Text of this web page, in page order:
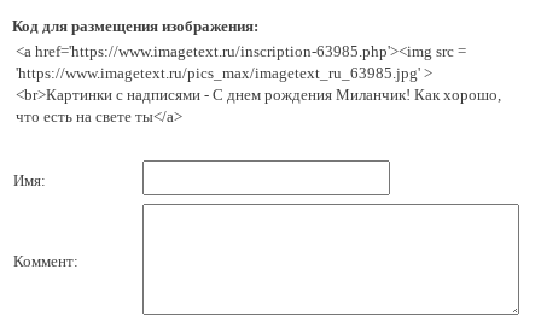
Код для размещения изображения:
<a href='https://www.imagetext.ru/inscription-63985.php'><img src =
'https://www.imagetext.ru/pics_max/imagetext_ru_63985.jpg' >
<br>Картинки с надписями - С днем рождения Миланчик! Как хорошо,
что есть на свете ты</a>
Имя:
Коммент: